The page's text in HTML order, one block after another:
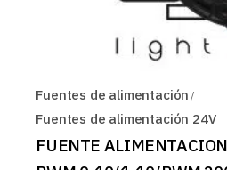
Fuentes de alimentación
Fuentes de alimentación 24V
FUENTE